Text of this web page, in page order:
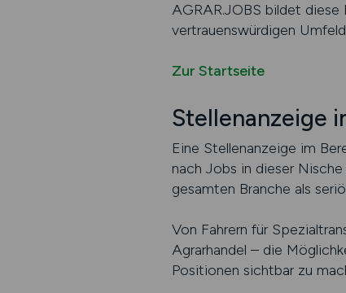
AGRAR.JOBS bildet
vertrauenswürdigen
Zur Startseite
Stellenanzeige
Eine Stellenanzeige im
nach Jobs in dieser
gesamten Branche als
Von Fahrern für
Agrarhandel – die
Positionen sichtbar zu